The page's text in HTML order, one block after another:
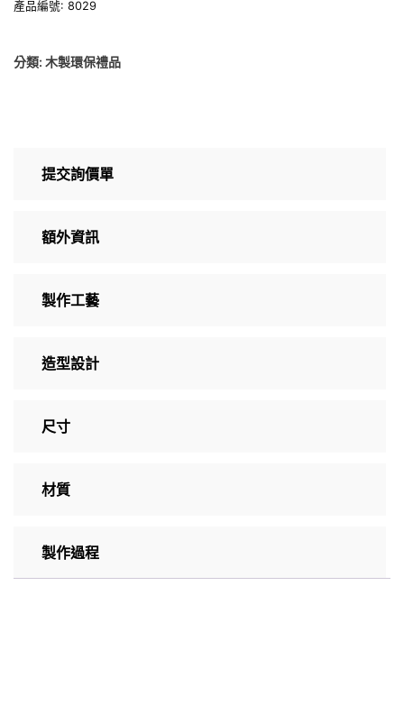
產品編號: 8029
分類: 木製環保禮品
提交詢價單
額外資訊
製作工藝
造型設計
尺寸
材質
製作過程